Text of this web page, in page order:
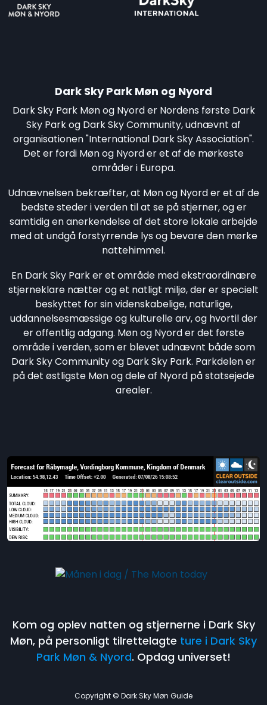
Dark Sky Park Møn og Nyord
Dark Sky Park Møn og Nyord er Nordens første Dark
Sky Park og Dark Sky Community, udnævnt af
organisationen "International Dark Sky Association".
Det er fordi Møn og Nyord er et af de mørkeste
områder i Europa.
Udnævnelsen bekræfter, at Møn og Nyord er et af de
bedste steder i verden til at se på stjerner, og er
samtidig en anerkendelse af det store lokale arbejde
med at undgå forstyrrende lys og bevare den mørke
nattehimmel.
En Dark Sky Park er et område med ekstraordinære
stjerneklare nætter og et natligt miljø, der er specielt
beskyttet for sin videnskabelige, naturlige,
uddannelsesmæssige og kulturelle arv, og hvortil der
er offentlig adgang. Møn og Nyord er det første
område i verden, som er blevet udnævnt både som
Dark Sky Community og Dark Sky Park. Parkdelen er
på det østligste Møn og dele af Nyord på statsejede
arealer.
Kom og oplev natten og stjernerne i Dark Sky
Møn, på personligt tilrettelagte ture i Dark Sky
Park Møn & Nyord. Opdag universet!
Copyright © Dark Sky Møn Guide